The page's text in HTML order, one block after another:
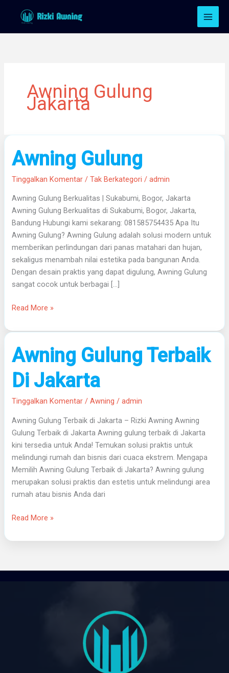
Awning Gulung
Jakarta
Awning Gulung
Tinggalkan Komentar /Tak Berkategori /admin
Awning Gulung Berkualitas | Sukabumi, Bogor, Jakarta
Awning Gulung Berkualitas di Sukabumi, Bogor, Jakarta,
Bandung Hubungi kami sekarang: 081585754435 Apa Itu
Awning Gulung? Awning Gulung adalah solusi modern untuk
memberikan perlindungan dari panas matahari dan hujan,
sekaligus menambah nilai estetika pada bangunan Anda.
Dengan desain praktis yang dapat digulung, Awning Gulung
sangat cocok untuk berbagai […]
Awning
Gulung
Read More »
Awning Gulung Terbaik
Di Jakarta
Tinggalkan Komentar /Awning /admin
Awning Gulung Terbaik di Jakarta – Rizki Awning Awning
Gulung Terbaik di Jakarta Awning gulung terbaik di Jakarta
kini tersedia untuk Anda! Temukan solusi praktis untuk
melindungi rumah dan bisnis dari cuaca ekstrem. Mengapa
Memilih Awning Gulung Terbaik di Jakarta? Awning gulung
merupakan solusi praktis dan estetis untuk melindungi area
rumah atau bisnis Anda dari
Awning
Gulung
Terbaik
Di
Jakarta
Read More »